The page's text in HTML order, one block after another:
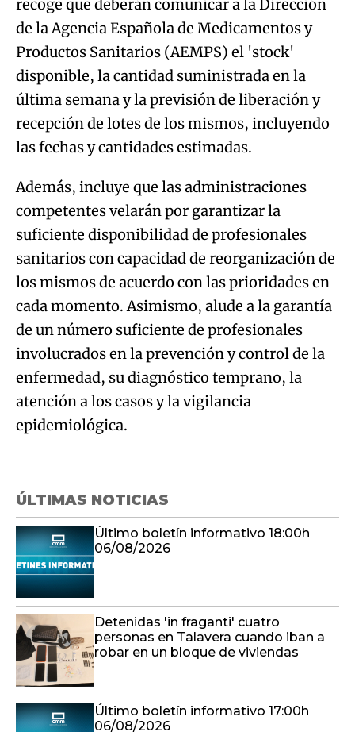
recoge que deberán comunicar a la Dirección
de la Agencia Española de Medicamentos y
Productos Sanitarios (AEMPS) el 'stock'
disponible, la cantidad suministrada en la
última semana y la previsión de liberación y
recepción de lotes de los mismos, incluyendo
las fechas y cantidades estimadas.
Además, incluye que las administraciones
competentes velarán por garantizar la
suficiente disponibilidad de profesionales
sanitarios con capacidad de reorganización de
los mismos de acuerdo con las prioridades en
cada momento. Asimismo, alude a la garantía
de un número suficiente de profesionales
involucrados en la prevención y control de la
enfermedad, su diagnóstico temprano, la
atención a los casos y la vigilancia
epidemiológica.
ÚLTIMAS NOTICIAS
Último boletín informativo 18:00h
06/08/2026
Detenidas 'in fraganti' cuatro
personas en Talavera cuando iban a
robar en un bloque de viviendas
Último boletín informativo 17:00h
06/08/2026